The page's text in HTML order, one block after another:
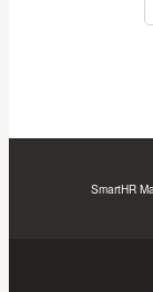
SmartHR